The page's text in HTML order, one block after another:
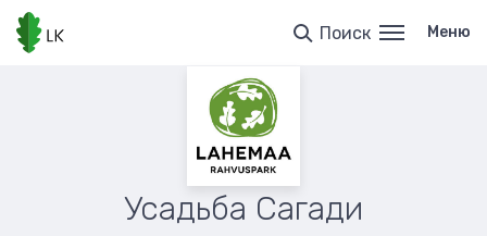
Перейти
основному
Поиск Меню
Усадьба Сагади